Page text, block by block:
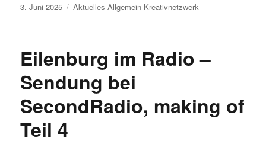
Veröffentlicht
3. Juni 2025 Aktuelles Allgemein Kreativnetzwerk
Eilenburg im Radio –
Sendung bei
SecondRadio, making of
Teil 4